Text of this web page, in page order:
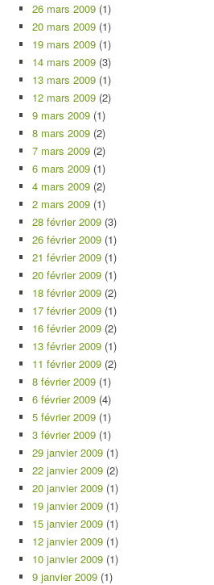
26 mars 2009 (1)
20 mars 2009 (1)
19 mars 2009 (1)
14 mars 2009 (3)
13 mars 2009 (1)
12 mars 2009 (2)
9 mars 2009 (1)
8 mars 2009 (2)
7 mars 2009 (2)
6 mars 2009 (1)
4 mars 2009 (2)
2 mars 2009 (1)
28 février 2009 (3)
26 février 2009 (1)
21 février 2009 (1)
20 février 2009 (1)
18 février 2009 (2)
17 février 2009 (1)
16 février 2009 (2)
13 février 2009 (1)
11 février 2009 (2)
8 février 2009 (1)
6 février 2009 (4)
5 février 2009 (1)
3 février 2009 (1)
29 janvier 2009 (1)
22 janvier 2009 (2)
20 janvier 2009 (1)
19 janvier 2009 (1)
15 janvier 2009 (1)
12 janvier 2009 (1)
10 janvier 2009 (1)
9 janvier 2009 (1)